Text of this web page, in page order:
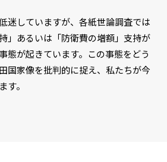
迷していますが、各紙世論調査では
」あるいは「防衛費の増額」支持が
態が起きています。この事態をどう
国家像を批判的に捉え、私たちが今
す。